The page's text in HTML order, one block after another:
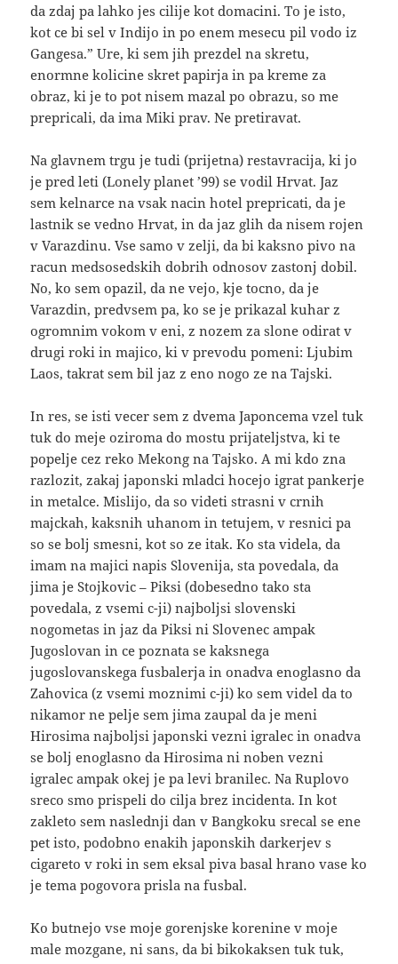
da zdaj pa lahko jes cilije kot domacini. To je isto,
kot ce bi sel v Indijo in po enem mesecu pil vodo iz
Gangesa.” Ure, ki sem jih prezdel na skretu,
enormne kolicine skret papirja in pa kreme za
obraz, ki je to pot nisem mazal po obrazu, so me
prepricali, da ima Miki prav. Ne pretiravat.
Na glavnem trgu je tudi (prijetna) restavracija, ki jo
je pred leti (Lonely planet ’99) se vodil Hrvat. Jaz
sem kelnarce na vsak nacin hotel prepricati, da je
lastnik se vedno Hrvat, in da jaz glih da nisem rojen
v Varazdinu. Vse samo v zelji, da bi kaksno pivo na
racun medsosedskih dobrih odnosov zastonj dobil.
No, ko sem opazil, da ne vejo, kje tocno, da je
Varazdin, predvsem pa, ko se je prikazal kuhar z
ogromnim vokom v eni, z nozem za slone odirat v
drugi roki in majico, ki v prevodu pomeni: Ljubim
Laos, takrat sem bil jaz z eno nogo ze na Tajski.
In res, se isti vecer sem z dvema Japoncema vzel tuk
tuk do meje oziroma do mostu prijateljstva, ki te
popelje cez reko Mekong na Tajsko. A mi kdo zna
razlozit, zakaj japonski mladci hocejo igrat pankerje
in metalce. Mislijo, da so videti strasni v crnih
majckah, kaksnih uhanom in tetujem, v resnici pa
so se bolj smesni, kot so ze itak. Ko sta videla, da
imam na majici napis Slovenija, sta povedala, da
jima je Stojkovic – Piksi (dobesedno tako sta
povedala, z vsemi c-ji) najboljsi slovenski
nogometas in jaz da Piksi ni Slovenec ampak
Jugoslovan in ce poznata se kaksnega
jugoslovanskega fusbalerja in onadva enoglasno da
Zahovica (z vsemi moznimi c-ji) ko sem videl da to
nikamor ne pelje sem jima zaupal da je meni
Hirosima najboljsi japonski vezni igralec in onadva
se bolj enoglasno da Hirosima ni noben vezni
igralec ampak okej je pa levi branilec. Na Ruplovo
sreco smo prispeli do cilja brez incidenta. In kot
zakleto sem naslednji dan v Bangkoku srecal se ene
pet isto, podobno enakih japonskih darkerjev s
cigareto v roki in sem eksal piva basal hrano vase ko
je tema pogovora prisla na fusbal.
Ko butnejo vse moje gorenjske korenine v moje
male mozgane, ni sans, da bi bikokaksen tuk tuk,